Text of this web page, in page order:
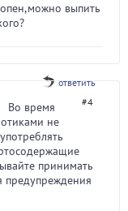
выпить
ответить
#4
Во время
не
принимать
предупреждения